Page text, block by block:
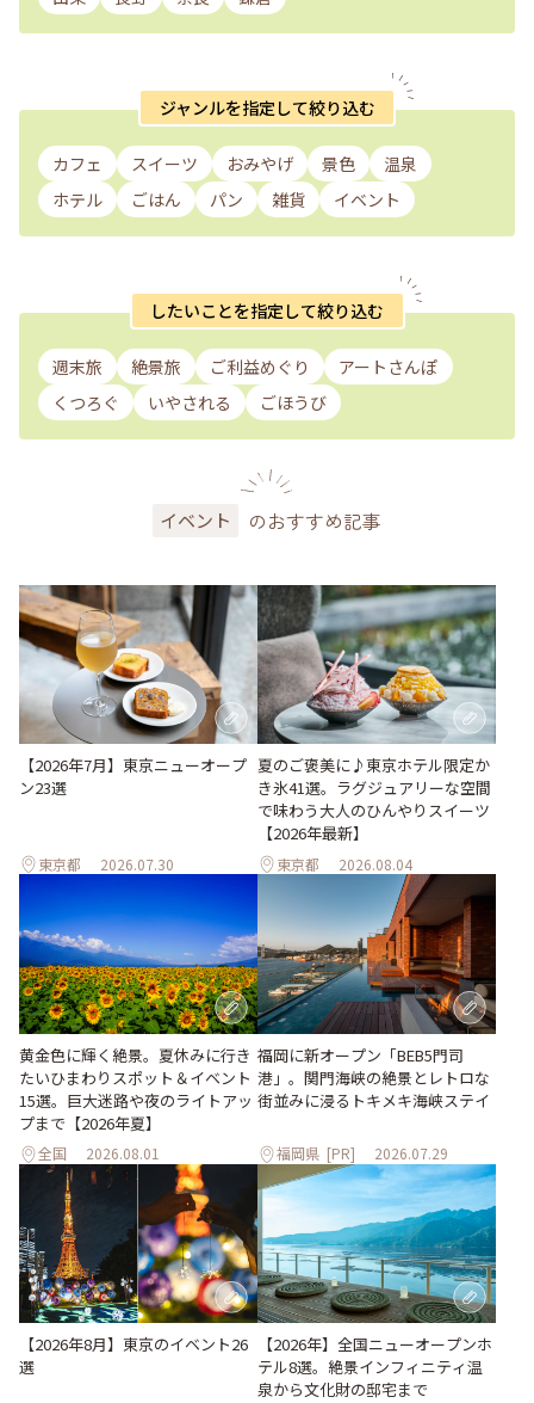
ジャンルを指定して絞り込む
カフェ スイーツ おみやげ 景色
温泉
ホテル
ごはん パン 雑貨 イベント
したいことを指定して絞り込む
週末旅 絶景旅 ご利益めぐり
アートさんぽ
くつろぐ
いやされる ごほうび
イベント のおすすめ記事
【2026年7月】東京ニューオープ
ン23選
東京都 2026.07.30
夏のご褒美に♪東京ホテル限定か
き氷41選。ラグジュアリーな空間
で味わう大人のひんやりスイーツ
【2026年最新】
東京都 2026.08.04
黄金色に輝く絶景。夏休みに行き
たいひまわりスポット＆イベント
15選。巨大迷路や夜のライトアッ
プまで【2026年夏】
全国 2026.08.01
福岡に新オープン「BEB5門司
港」。関門海峡の絶景とレトロな
街並みに浸るトキメキ海峡ステイ
福岡県 [PR] 2026.07.29
【2026年8月】東京のイベント26
選
【2026年】全国ニューオープンホ
テル8選。絶景インフィニティ温
泉から文化財の邸宅まで